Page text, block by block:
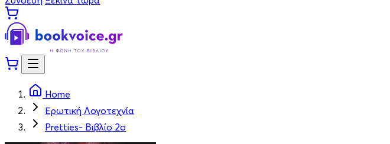
Home
Ερωτική Λογοτεχνία
Pretties- Βιβλίο 2ο